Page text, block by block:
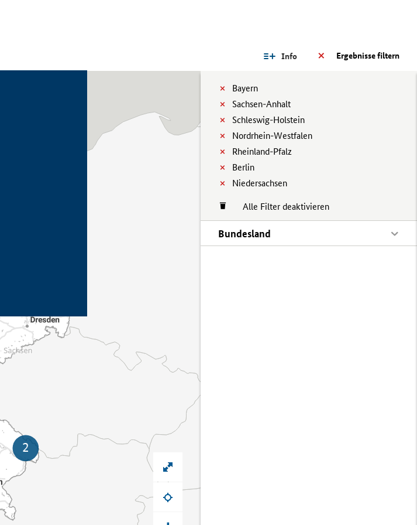
Ergebnisse filtern
Info
Bayern
Sachsen-Anhalt
Schleswig-Holstein
Nordrhein-Westfalen
Rheinland-Pfalz
Berlin
Niedersachsen
Alle Filter deaktivieren
Bundesland